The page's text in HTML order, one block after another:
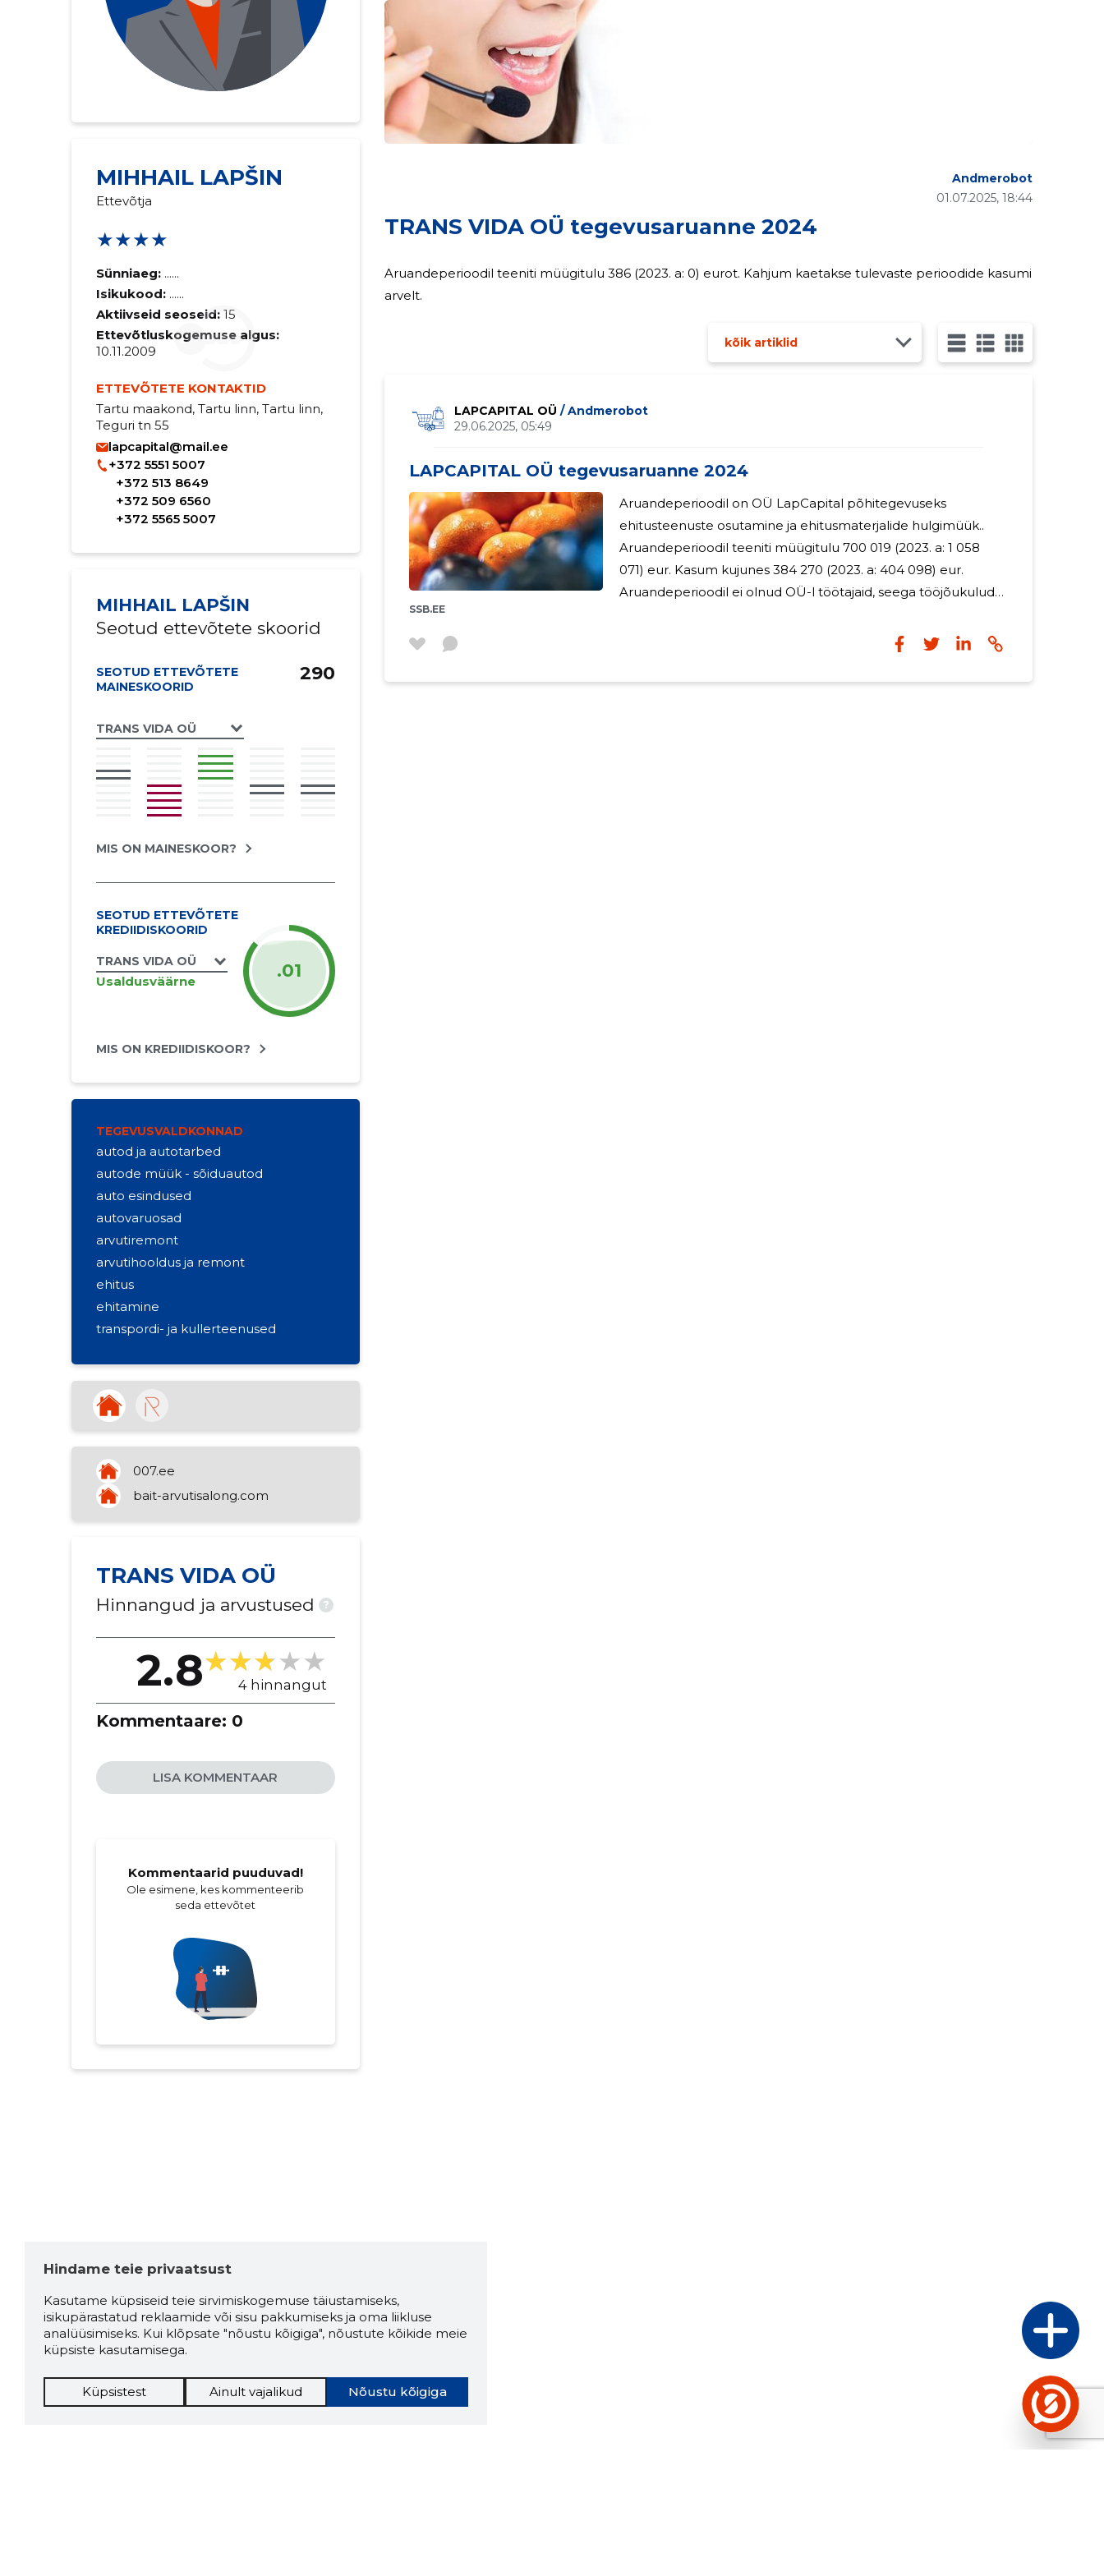
MIHHAIL LAPŠIN
Ettevõtja
★★★★
Sünniaeg: ......
Isikukood: ......
Aktiivseid seoseid: 15
Ettevõtluskogemuse algus:
10.11.2009
ETTEVÕTETE KONTAKTID
Tartu maakond, Tartu linn, Tartu linn,
Teguri tn 55
lapcapital@mail.ee
+372 5551 5007
+372 513 8649
+372 509 6560
+372 5565 5007
MIHHAIL LAPŠIN
Seotud ettevõtete skoorid
SEOTUD ETTEVÕTETE
MAINESKOORID
TRANS VIDA OÜ
290
MIS ON MAINESKOOR?
SEOTUD ETTEVÕTETE
KREDIIDISKOORID
TRANS VIDA OÜ
Usaldusväärne .01
MIS ON KREDIIDISKOOR?
TEGEVUSVALDKONNAD
autod ja autotarbed
autode müük - sõiduautod
auto esindused
autovaruosad
arvutiremont
arvutihooldus ja remont
ehitus
ehitamine
transpordi- ja kullerteenused
mootorsõidukite lisaseadmete
jaemüük
mitmesuguste kaupade
muud äritegevuse abiteenused
reklaami vahendamine meedias
rõivaste jaemüük
007.ee
bait-arvutisalong.com
TRANS VIDA OÜ
Hinnangud ja arvustused ?
2.8 4 hinnangut
Kommentaare: 0
LISA KOMMENTAAR
Kommentaarid puuduvad!
Ole esimene, kes kommenteerib
seda ettevõtet
TRANS VIDA OÜ tegevusaruanne 2024
01.07.2025, 18:44
Andmerobot
Aruandeperioodil teeniti müügitulu 386 (2023. a: 0) eurot. Kahjum kaetakse tulevaste perioodide kasumi
arvelt.
kõik artiklid
LAPCAPITAL OÜ / Andmerobot
29.06.2025, 05:49
LAPCAPITAL OÜ tegevusaruanne 2024
SSB.EE
Aruandeperioodil on OÜ LapCapital põhitegevuseks
ehitusteenuste osutamine ja ehitusmaterjalide hulgimüük..
Aruandeperioodil teeniti müügitulu 700 019 (2023. a: 1 058
071) eur. Kasum kujunes 384 270 (2023. a: 404 098) eur.
Aruandeperioodil ei olnud OÜ-l töötajaid, seega tööjõukulud
arvestanud tasusid ega muid olulisi soodustusi (2023. a.: 0 eur).
Sinu kommentaar
Hindame teie privaatsust
Kasutame küpsiseid teie sirvimiskogemuse täiustamiseks,
isikupärastatud reklaamide või sisu pakkumiseks ja oma liikluse
analüüsimiseks. Kui klõpsate "nõustu kõigiga", nõustute kõikide meie
küpsiste kasutamisega.
Nõustu kõigiga
Küpsistest Ainult vajalikud